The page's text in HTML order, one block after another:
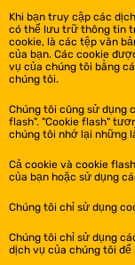
Khi bạn truy cập các
có thể lưu trữ thông tin
cookie, là các tệp văn
của bạn. Các cookie
vụ của chúng tôi bằng
chúng tôi.
Chúng tôi cũng sử dụng
flash". "Cookie flash"
chúng tôi nhớ lại những
Cả cookie và cookie
của bạn hoặc sử dụng
Chúng tôi chỉ sử dụng
Chúng tôi chỉ sử dụng
dịch vụ của chúng tôi